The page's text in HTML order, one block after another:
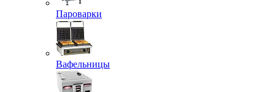
Пароварки
Вафельницы